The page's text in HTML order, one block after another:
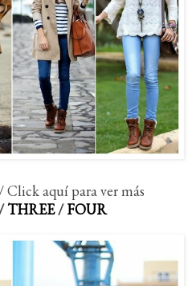
Click aquí para ver más
THREE/FOUR